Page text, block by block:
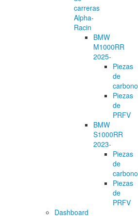
carreras
Alpha-
Racin
BMW
M1000RR
2025-
Piezas
de
carbono
Piezas
de
PRFV
BMW
S1000RR
2023-
Piezas
de
carbono
Piezas
de
PRFV
Dashboard